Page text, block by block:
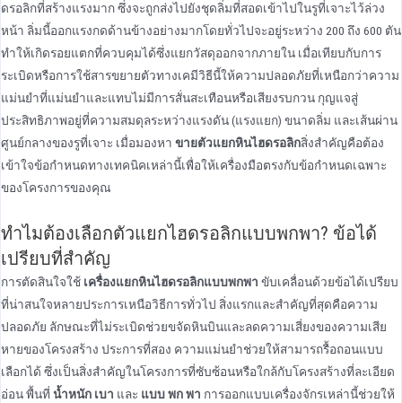
ดรอลิกที่สร้างแรงมาก ซึ่งจะถูกส่งไปยังชุดลิ่มที่สอดเข้าไปในรูที่เจาะไว้ล่วง
หน้า ลิ่มนี้ออกแรงกดด้านข้างอย่างมากโดยทั่วไปจะอยู่ระหว่าง 200 ถึง 600 ตัน
ทําให้เกิดรอยแตกที่ควบคุมได้ซึ่งแยกวัสดุออกจากภายใน เมื่อเทียบกับการ
ระเบิดหรือการใช้สารขยายตัวทางเคมีวิธีนี้ให้ความปลอดภัยที่เหนือกว่าความ
แม่นยําที่แม่นยําและแทบไม่มีการสั่นสะเทือนหรือเสียงรบกวน กุญแจสู่
ประสิทธิภาพอยู่ที่ความสมดุลระหว่างแรงดัน (แรงแยก) ขนาดลิ่ม และเส้นผ่าน
ศูนย์กลางของรูที่เจาะ เมื่อมองหา ขายตัวแยกหินไฮดรอลิกสิ่งสําคัญคือต้อง
เข้าใจข้อกําหนดทางเทคนิคเหล่านี้เพื่อให้เครื่องมือตรงกับข้อกําหนดเฉพาะ
ของโครงการของคุณ
ทําไมต้องเลือกตัวแยกไฮดรอลิกแบบพกพา? ข้อได้
เปรียบที่สําคัญ
การตัดสินใจใช้ เครื่องแยกหินไฮดรอลิกแบบพกพา ขับเคลื่อนด้วยข้อได้เปรียบ
ที่น่าสนใจหลายประการเหนือวิธีการทั่วไป สิ่งแรกและสําคัญที่สุดคือความ
ปลอดภัย ลักษณะที่ไม่ระเบิดช่วยขจัดหินบินและลดความเสี่ยงของความเสีย
หายของโครงสร้าง ประการที่สอง ความแม่นยําช่วยให้สามารถรื้อถอนแบบ
เลือกได้ ซึ่งเป็นสิ่งสําคัญในโครงการที่ซับซ้อนหรือใกล้กับโครงสร้างที่ละเอียด
อ่อน พื้นที่ น้ำหนัก เบา และ แบบ พก พา การออกแบบเครื่องจักรเหล่านี้ช่วยให้